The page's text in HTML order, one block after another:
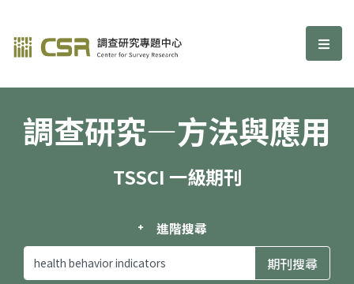
調查研究—方法與應用期刊 選
調查研究—方法與應用
TSSCI 一級期刊
進階搜尋